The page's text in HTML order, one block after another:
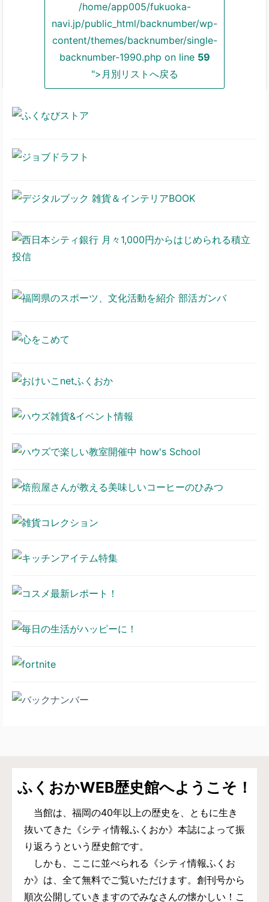
/home/app005/fukuoka-
navi.jp/public_html/backnumber/wp-
content/themes/backnumber/single-
backnumber-1990.php on line 59
">月別リストへ戻る
ふくおかWEB歴史館へようこそ！
当館は、福岡の40年以上の歴史を、ともに生き
抜いてきた《シティ情報ふくおか》本誌によって振
り返ろうという歴史館です。
しかも、ここに並べられる《シティ情報ふくお
か》は、全て無料でご覧いただけます。創刊号から
順次公開していきますのでみなさんの懐かしい！こ